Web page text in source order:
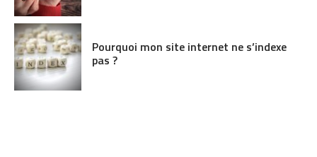
Pourquoi mon site internet ne s’indexe
pas ?